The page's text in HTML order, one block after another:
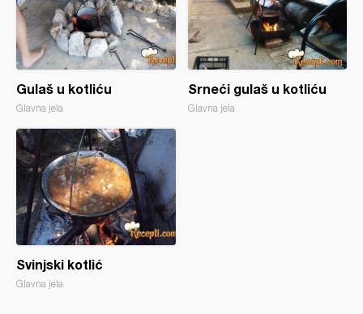
Gulaš u kotliću
Glavna jela
Srneći gulaš u kotliću
Glavna jela
Svinjski kotlić
Glavna jela